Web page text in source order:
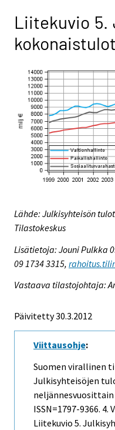
Liitekuvio 5.
Lähde: Julkisyhteisön
Tilastokeskus
Lisätietoja: Jouni Pulkka
09 1734 3315,
Vastaava tilastojohtaja:
Päivitetty 30.3.2012
Viittausohje:
Suomen virallinen
Julkisyhteisöjen
ISSN=1797-9366. 4.
Liitekuvio 5.